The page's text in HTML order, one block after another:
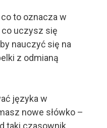
to oznacza w
co uczysz się
nauczyć się na
z odmianą
języka w
nowe słówko –
taki czasownik